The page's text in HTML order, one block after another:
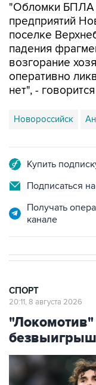
"Обломки БПЛА
предприятий
поселке
падения
возгорание
оперативно
нет", -
Новороссийск
Купить
Подписаться
Получать
канале
СПОРТ
20:11, 8 августа 2026